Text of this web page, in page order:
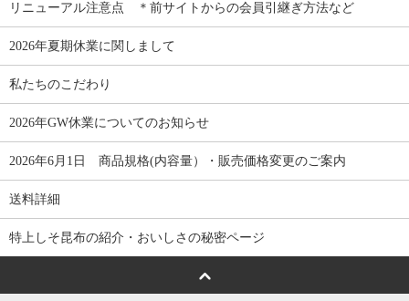
リニューアル注意点 ＊前サイトからの会員引継ぎ方法など
2026年夏期休業に関しまして
私たちのこだわり
2026年GW休業についてのお知らせ
2026年6月1日 商品規格(内容量）・販売価格変更のご案内
送料詳細
特上しそ昆布の紹介・おいしさの秘密ページ